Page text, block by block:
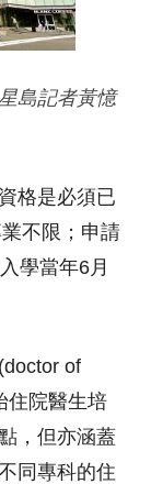
島記者黃憶
格是必須已
不限；申請
學當年6月
of
住院醫生培
，但亦涵蓋
同專科的住